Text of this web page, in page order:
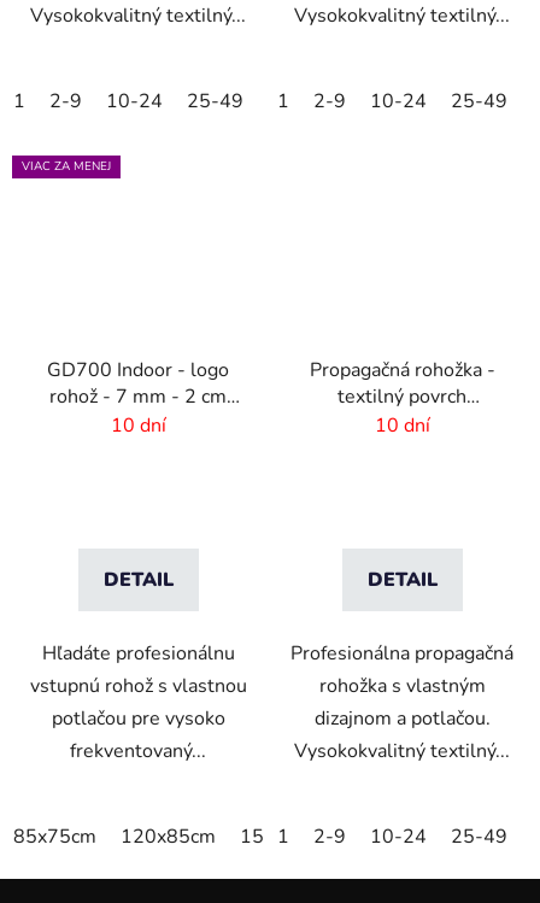
Vysokokvalitný textilný...
1 2-9 10-24 25-49 50-99 100-249 250-499
Vysokokvalitný textilný...
1 2-9 10-24 25-49
VIAC ZA MENEJ
GD700 Indoor - logo
rohož - 7 mm - 2 cm
gumový okraj
10 dní
DETAIL
Hľadáte profesionálnu
vstupnú rohož s vlastnou
potlačou pre vysoko
frekventovaný...
85x75cm 120x85cm 150x85cm 175x115cm
Propagačná rohožka -
textilný povrch
-115x180 cm
10 dní
DETAIL
Profesionálna propagačná
rohožka s vlastným
dizajnom a potlačou.
Vysokokvalitný textilný...
1 2-9 10-24 25-49